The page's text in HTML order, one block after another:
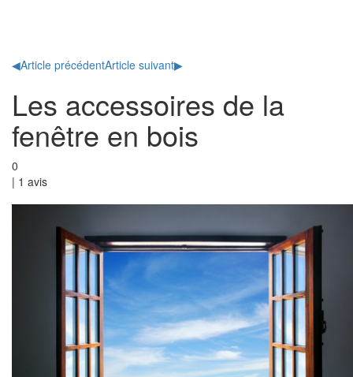
◀Article précédentArticle suivant▶
Les accessoires de la
fenêtre en bois
0
| 1 avis